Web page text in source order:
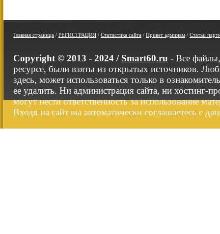
Главная страница / РЕГИСТРАЦИЯ / Статистика сайта / Привет админам / Статьи
Copyright © 2013 - 2024 / Smart60.ru - Все
ресурсе, были взяты из открытых источников.
здесь, может использоваться только в
ее удалить. Ни администрация сайта, ни хостинг-
могут нести ответственность за использование
Входя на сайт вы автоматически соглашаетесь с